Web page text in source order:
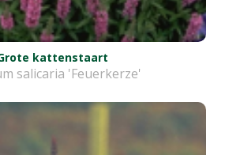
kattenstaart
salicaria 'Feuerkerze'